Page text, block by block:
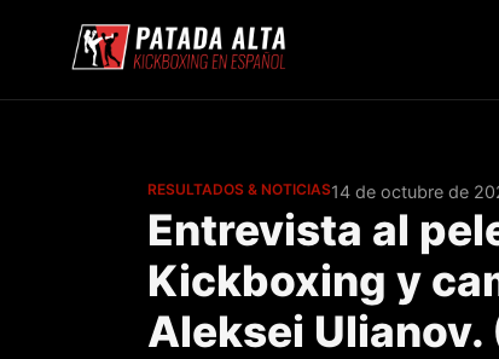
RESULTADOS & NOTICIAS14 de octubre de
Entrevista al
Kickboxing y
Aleksei